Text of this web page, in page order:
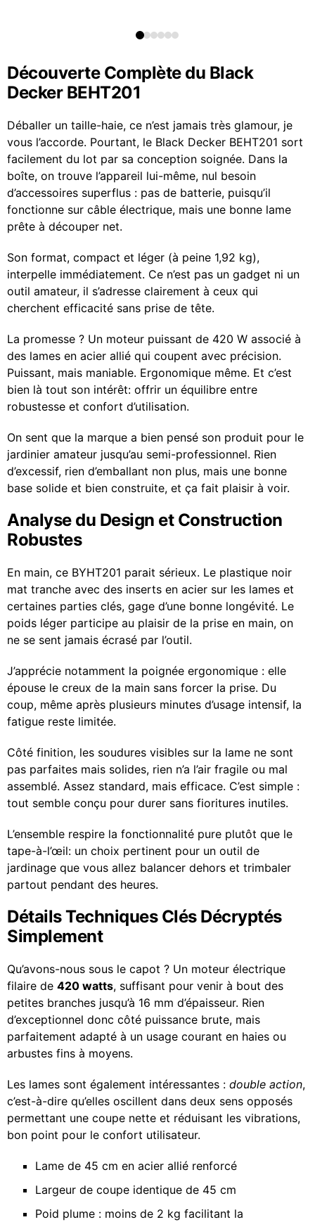
Découverte Complète du Black
Decker BEHT201
Déballer un taille-haie, ce n’est jamais très glamour, je
vous l’accorde. Pourtant, le Black Decker BEHT201 sort
facilement du lot par sa conception soignée. Dans la
boîte, on trouve l’appareil lui-même, nul besoin
d’accessoires superflus : pas de batterie, puisqu’il
fonctionne sur câble électrique, mais une bonne lame
prête à découper net.
Son format, compact et léger (à peine 1,92 kg),
interpelle immédiatement. Ce n’est pas un gadget ni un
outil amateur, il s’adresse clairement à ceux qui
cherchent efficacité sans prise de tête.
La promesse ? Un moteur puissant de 420 W associé à
des lames en acier allié qui coupent avec précision.
Puissant, mais maniable. Ergonomique même. Et c’est
bien là tout son intérêt: offrir un équilibre entre
robustesse et confort d’utilisation.
On sent que la marque a bien pensé son produit pour le
jardinier amateur jusqu’au semi-professionnel. Rien
d’excessif, rien d’emballant non plus, mais une bonne
base solide et bien construite, et ça fait plaisir à voir.
Analyse du Design et Construction
Robustes
En main, ce BYHT201 parait sérieux. Le plastique noir
mat tranche avec des inserts en acier sur les lames et
certaines parties clés, gage d’une bonne longévité. Le
poids léger participe au plaisir de la prise en main, on
ne se sent jamais écrasé par l’outil.
J’apprécie notamment la poignée ergonomique : elle
épouse le creux de la main sans forcer la prise. Du
coup, même après plusieurs minutes d’usage intensif, la
fatigue reste limitée.
Côté finition, les soudures visibles sur la lame ne sont
pas parfaites mais solides, rien n’a l’air fragile ou mal
assemblé. Assez standard, mais efficace. C’est simple :
tout semble conçu pour durer sans fioritures inutiles.
L’ensemble respire la fonctionnalité pure plutôt que le
tape-à-l’œil: un choix pertinent pour un outil de
jardinage que vous allez balancer dehors et trimbaler
partout pendant des heures.
Détails Techniques Clés Décryptés
Simplement
Qu’avons-nous sous le capot ? Un moteur électrique
filaire de 420 watts, suffisant pour venir à bout des
petites branches jusqu’à 16 mm d’épaisseur. Rien
d’exceptionnel donc côté puissance brute, mais
parfaitement adapté à un usage courant en haies ou
arbustes fins à moyens.
Les lames sont également intéressantes : double action,
c’est-à-dire qu’elles oscillent dans deux sens opposés
permettant une coupe nette et réduisant les vibrations,
bon point pour le confort utilisateur.
Lame de 45 cm en acier allié renforcé
Largeur de coupe identique de 45 cm
Poid plume : moins de 2 kg facilitant la